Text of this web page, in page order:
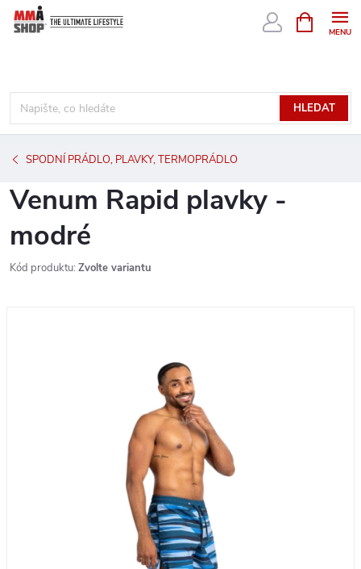
Přejít
HLEDAT
NÁKUPNÍ
KOŠÍK
SPODNÍ PRÁDLO, PLAVKY, TERMOPRÁDLO
Venum Rapid plavky -
modré
Kód produktu: Zvolte variantu